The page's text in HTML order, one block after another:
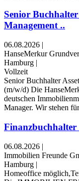
Senior
Management ..
06.08.2026 |
HanseMerkur
Hamburg |
Vollzeit
Senior Buchhalter
(m/w/d) Die
deutschen
Manager. Wir stehen
06.08.2026 |
Immobilien Freunde
Hamburg |
Homeoffice